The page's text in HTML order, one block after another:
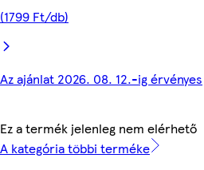
(1799 Ft/db)
Az ajánlat 2026. 08. 12.-ig érvényes
Ez a termék jelenleg nem elérhető
A kategória többi terméke